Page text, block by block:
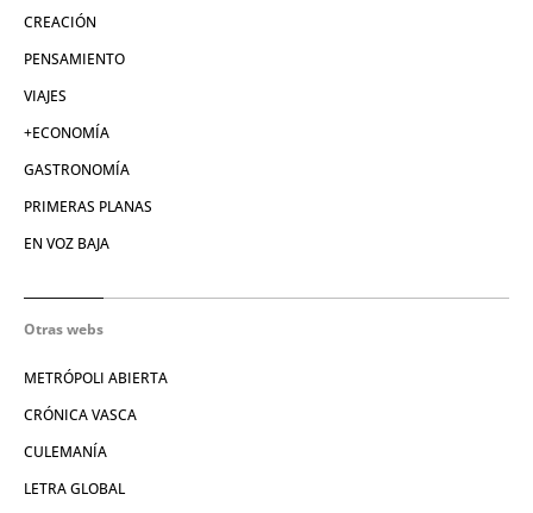
CREACIÓN
PENSAMIENTO
VIAJES
+ECONOMÍA
GASTRONOMÍA
PRIMERAS PLANAS
EN VOZ BAJA
Otras webs
METRÓPOLI ABIERTA
CRÓNICA VASCA
CULEMANÍA
LETRA GLOBAL